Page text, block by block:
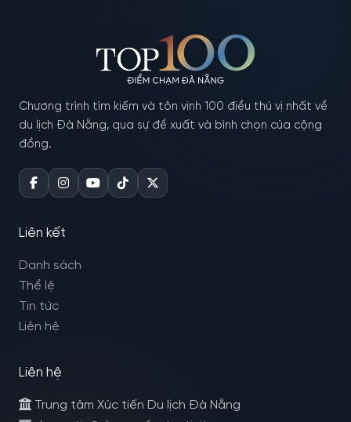
Chương trình tìm kiếm và tôn vinh 100 điều thú vị nhất về
du lịch Đà Nẵng, qua sự đề xuất và bình chọn của cộng
đồng.
Liên kết
Danh sách
Thể lệ
Tin tức
Liên hệ
Liên hệ
Trung tâm Xúc tiến Du lịch Đà Nẵng